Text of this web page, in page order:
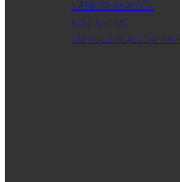
VÆRKTØJSKASSEN
KONTAKT OS
OM VOLLEYBALL